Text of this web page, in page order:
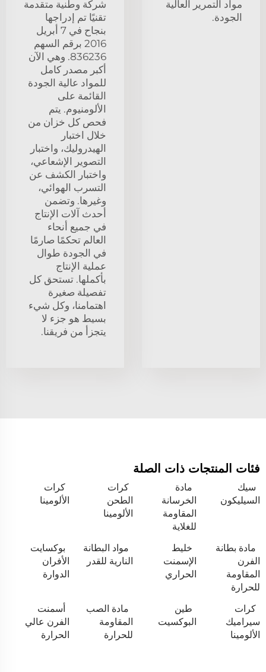
مواد التمرير العالية
الجودة.
شركة وطنية متقدمة
تقنيًا تم إدراجها
بنجاح في 7 أبريل
2016 برقم السهم
836236. وهي الآن
أكبر مصدر كامل
للمواد عالية الجودة
القائمة على
الألومنيوم. يتم
فحص كل خزان من
خلال اختبار
الهيدروليك، واختبار
التصوير الإشعاعي،
واختبار الكشف عن
التسرب الهوائي،
وغيرها. وتضمن
أحدث آلات الإنتاج
في جميع أنحاء
العالم تحكمًا صارمًا
في الجودة طوال
عملية الإنتاج
بأكملها. تستحق كل
تفصيلة صغيرة
اهتمامنا، وكل شيء
بسيط هو جزء لا
يتجزأ من فريقنا.
فئات المنتجات ذات الصلة
سيك
السيليكون
مادة
الخرسانة
المقاومة
للغلاية
كرات
الطحن
الألومينا
كرات
الألومينا
مادة بطانة
الفرن
المقاومة
للحرارة
خليط
الإسمنت
الحراري
مواد البطانة
النارية للقدر
بوكسايت
الأفران
الدوارة
كرات
سيراميك
الألومينا
طين
البوكسيت
مادة الصب
المقاومة
للحرارة
أسمنت
الفرن عالي
الحرارة